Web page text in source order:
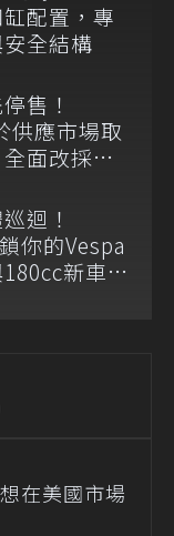
配置，專
全結構
售！
供應市場取
面改採單
迴！
你的Vespa
新車全
在美國市場